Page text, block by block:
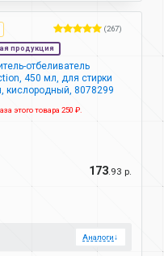
(267)
продукция
отбеливатель
450 мл, для стирки
кислородный, 8078299
этого товара 250 ₽.
173 .93 р.
Аналоги↓